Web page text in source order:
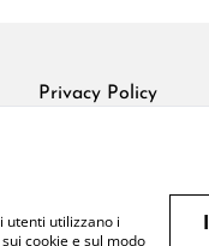
Privacy Policy
utenti utilizzano i
cookie e sul modo